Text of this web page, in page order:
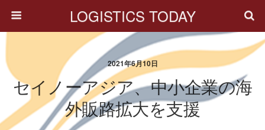
LOGISTICS TODAY
2021年6月10日
セイノーアジア、中小企業の海
外販路拡大を支援